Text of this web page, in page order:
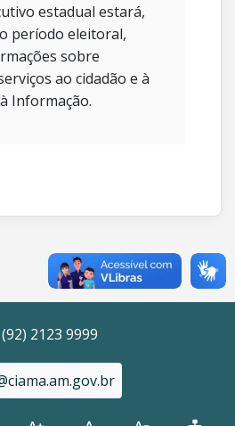
estadual estará,
período eleitoral,
sobre
ao cidadão e à
Informação.
(92) 2123 9999